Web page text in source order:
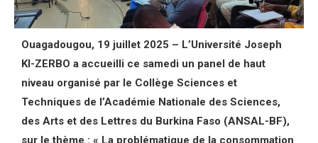
Ouagadougou, 19 juillet 2025 – L’Université Joseph
KI-ZERBO a accueilli ce samedi un panel de haut
niveau organisé par le Collège Sciences et
Techniques de l’Académie Nationale des Sciences,
des Arts et des Lettres du Burkina Faso (ANSAL-BF),
sur le thème : « La problématique de la consommation